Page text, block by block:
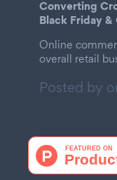
Converting
Black Friday
Online
overall retail
Posted by